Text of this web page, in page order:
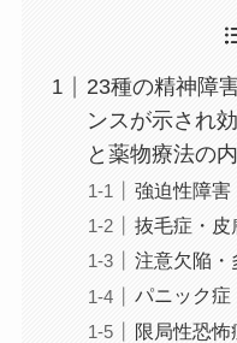
23種の精神障
ンスが示され
と薬物療法の
強迫性障害
抜毛症・皮
注意欠陥・
パニック症
限局性恐怖